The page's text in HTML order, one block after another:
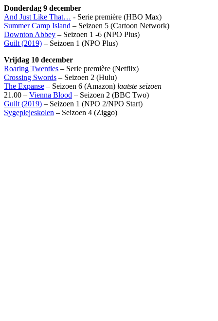
Donderdag 9 december
And Just Like That… - Serie première (HBO Max)
Summer Camp Island – Seizoen 5 (Cartoon Network)
Downton Abbey – Seizoen 1 -6 (NPO Plus)
Guilt (2019) – Seizoen 1 (NPO Plus)
Vrijdag 10 december
Roaring Twenties – Serie première (Netflix)
Crossing Swords – Seizoen 2 (Hulu)
The Expanse – Seizoen 6 (Amazon) laatste seizoen
21.00 – Vienna Blood – Seizoen 2 (BBC Two)
Guilt (2019) – Seizoen 1 (NPO 2/NPO Start)
Sygeplejeskolen – Seizoen 4 (Ziggo)